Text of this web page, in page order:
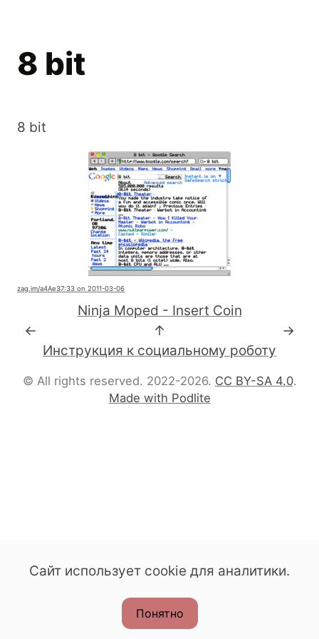
8 bit
8 bit
zag.im/a4Ae37:33 on 2011-03-06
Ninja Moped - Insert Coin
←
↑
→
Инструкция к социальному роботу
© All rights reserved. 2022-2026. CC BY-SA 4.0.
Made with Podlite
Сайт использует cookie для аналитики.
Понятно